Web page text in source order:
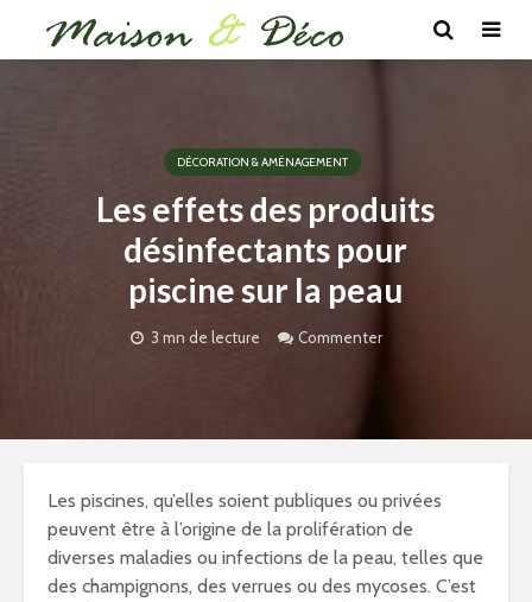
DÉCORATION & AMÉNAGEMENT
Les effets des produits
désinfectants pour
piscine sur la peau
3 mn de lecture Commenter
Les piscines, qu’elles soient publiques ou privées
peuvent être à l’origine de la prolifération de
diverses maladies ou infections de la peau, telles que
des champignons, des verrues ou des mycoses. C’est